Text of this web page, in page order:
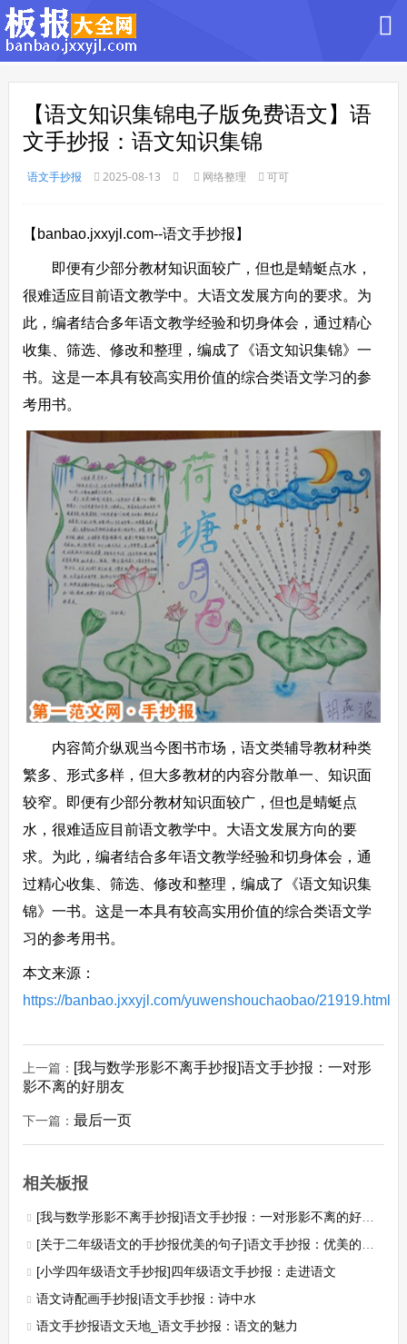
【语文知识集锦电子版免费语文】语
文手抄报：语文知识集锦
语文手抄报 2025-08-13 网络整理 可可
【banbao.jxxyjl.com--语文手抄报】
即便有少部分教材知识面较广，但也是蜻蜓点水，
很难适应目前语文教学中。大语文发展方向的要求。为
此，编者结合多年语文教学经验和切身体会，通过精心
收集、筛选、修改和整理，编成了《语文知识集锦》一
书。这是一本具有较高实用价值的综合类语文学习的参
考用书。
内容简介纵观当今图书市场，语文类辅导教材种类
繁多、形式多样，但大多教材的内容分散单一、知识面
较窄。即便有少部分教材知识面较广，但也是蜻蜓点
水，很难适应目前语文教学中。大语文发展方向的要
求。为此，编者结合多年语文教学经验和切身体会，通
过精心收集、筛选、修改和整理，编成了《语文知识集
锦》一书。这是一本具有较高实用价值的综合类语文学
习的参考用书。
本文来源：
https://banbao.jxxyjl.com/yuwenshouchaobao/21919.html
上一篇： [我与数学形影不离手抄报]语文手抄报：一对形
影不离的好朋友
下一篇： 最后一页
相关板报
[我与数学形影不离手抄报]语文手抄报：一对形影不离的好朋友
[关于二年级语文的手抄报优美的句子]语文手抄报：优美的句子
[小学四年级语文手抄报]四年级语文手抄报：走进语文
语文诗配画手抄报|语文手抄报：诗中水
语文手抄报语文天地_语文手抄报：语文的魅力